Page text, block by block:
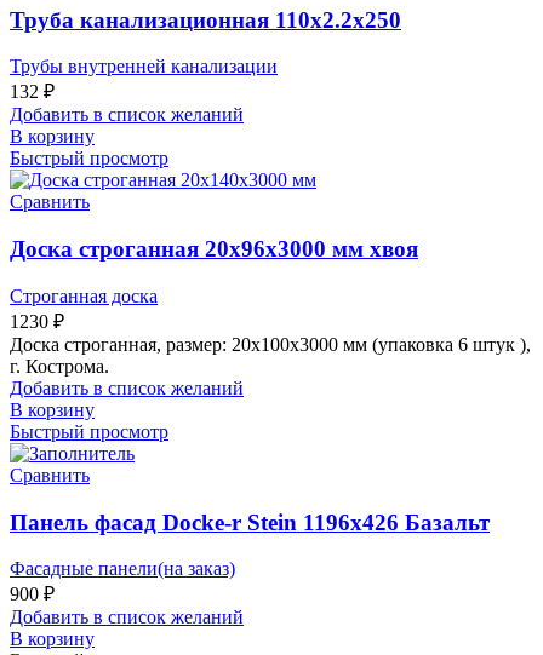
Труба канализационная 110х2.2х250
Трубы внутренней канализации
132 ₽
Добавить в список желаний
В корзину
Быстрый просмотр
Сравнить
Доска строганная 20х96х3000 мм хвоя
Строганная доска
1230 ₽
Доска строганная, размер: 20х100х3000 мм (упаковка 6 штук ),
г. Кострома.
Добавить в список желаний
В корзину
Быстрый просмотр
Сравнить
Панель фасад Docke-r Stein 1196х426 Базальт
Фасадные панели(на заказ)
900 ₽
Добавить в список желаний
В корзину